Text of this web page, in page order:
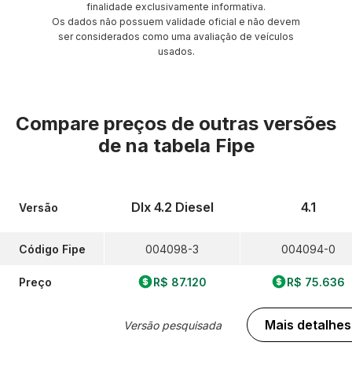
finalidade exclusivamente informativa.
Os dados não possuem validade oficial e não devem
ser considerados como uma avaliação de veículos
usados.
Compare preços de outras versões
de na tabela Fipe
Versão
Código Fipe
Preço
Dlx 4.2 Diesel
004098-3
R$ 87.120
Versão pesquisada
4.1
004094-0
R$ 75.636
Mais detalhes